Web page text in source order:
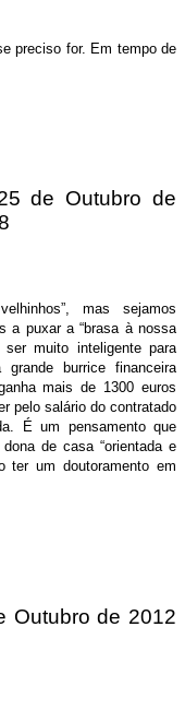
preciso for. Em tempo de
de Outubro de
mas sejamos
a puxar a “brasa à nossa
ser muito inteligente para
burrice financeira
mais de 1300 euros
pelo salário do contratado
É um pensamento que
de casa “orientada e
ter um doutoramento em
Outubro de 2012